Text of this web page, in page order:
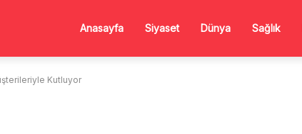
Anasayfa Siyaset Dünya Sağlık
Kutluyor